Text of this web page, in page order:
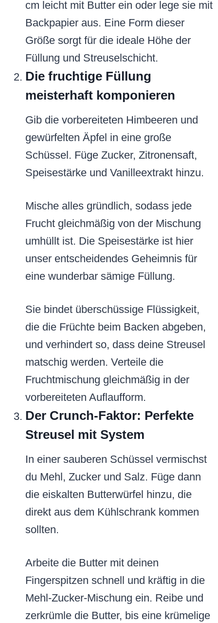
cm leicht mit Butter ein oder lege sie mit
Backpapier aus. Eine Form dieser
Größe sorgt für die ideale Höhe der
Füllung und Streuselschicht.
Die fruchtige Füllung
meisterhaft komponieren
Gib die vorbereiteten Himbeeren und
gewürfelten Äpfel in eine große
Schüssel. Füge Zucker, Zitronensaft,
Speisestärke und Vanilleextrakt hinzu.
Mische alles gründlich, sodass jede
Frucht gleichmäßig von der Mischung
umhüllt ist. Die Speisestärke ist hier
unser entscheidendes Geheimnis für
eine wunderbar sämige Füllung.
Sie bindet überschüssige Flüssigkeit,
die die Früchte beim Backen abgeben,
und verhindert so, dass deine Streusel
matschig werden. Verteile die
Fruchtmischung gleichmäßig in der
vorbereiteten Auflaufform.
Der Crunch-Faktor: Perfekte
Streusel mit System
In einer sauberen Schüssel vermischst
du Mehl, Zucker und Salz. Füge dann
die eiskalten Butterwürfel hinzu, die
direkt aus dem Kühlschrank kommen
sollten.
Arbeite die Butter mit deinen
Fingerspitzen schnell und kräftig in die
Mehl-Zucker-Mischung ein. Reibe und
zerkrümle die Butter, bis eine krümelige